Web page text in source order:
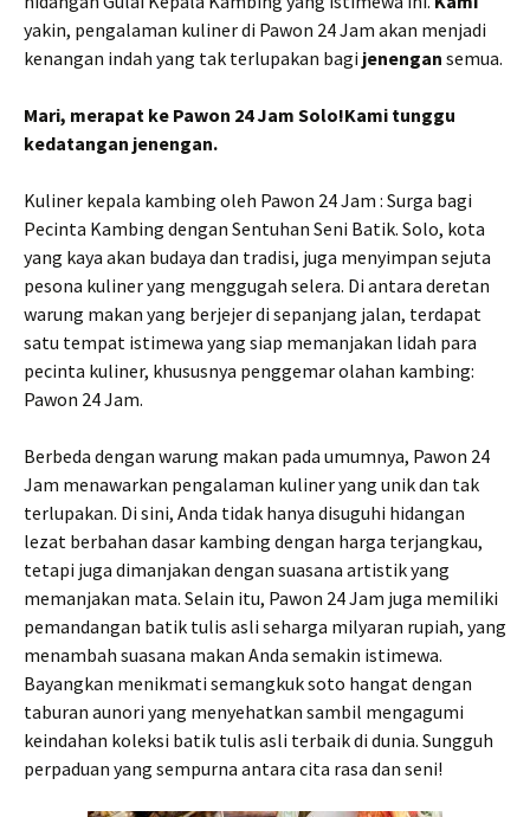
yakin, pengalaman kuliner di Pawon 24 Jam akan menjadi
kenangan indah yang tak terlupakan bagi jenengan semua.
Mari, merapat ke Pawon 24 Jam Solo!Kami tunggu
kedatangan jenengan.
Kuliner kepala kambing oleh Pawon 24 Jam : Surga bagi
Pecinta Kambing dengan Sentuhan Seni Batik. Solo, kota
yang kaya akan budaya dan tradisi, juga menyimpan sejuta
pesona kuliner yang menggugah selera. Di antara deretan
warung makan yang berjejer di sepanjang jalan, terdapat
satu tempat istimewa yang siap memanjakan lidah para
pecinta kuliner, khususnya penggemar olahan kambing:
Pawon 24 Jam.
Berbeda dengan warung makan pada umumnya, Pawon 24
Jam menawarkan pengalaman kuliner yang unik dan tak
terlupakan. Di sini, Anda tidak hanya disuguhi hidangan
lezat berbahan dasar kambing dengan harga terjangkau,
tetapi juga dimanjakan dengan suasana artistik yang
memanjakan mata. Selain itu, Pawon 24 Jam juga memiliki
pemandangan batik tulis asli seharga milyaran rupiah, yang
menambah suasana makan Anda semakin istimewa.
Bayangkan menikmati semangkuk soto hangat dengan
taburan aunori yang menyehatkan sambil mengagumi
keindahan koleksi batik tulis asli terbaik di dunia. Sungguh
perpaduan yang sempurna antara cita rasa dan seni!